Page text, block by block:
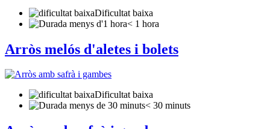
Dificultat baixa
< 1 hora
Arròs melós d'aletes i bolets
Dificultat baixa
< 30 minuts